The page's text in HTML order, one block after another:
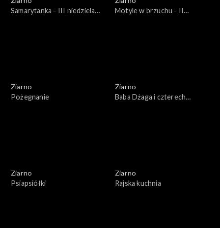
Samarytanka - III niedziela
Motyle w brzuchu - II
Ziarno
Pożegnanie
Ziarno
Baba Dżaga i czterech
Ziarno
Psiapsiółki
Ziarno
Rajska kuchnia